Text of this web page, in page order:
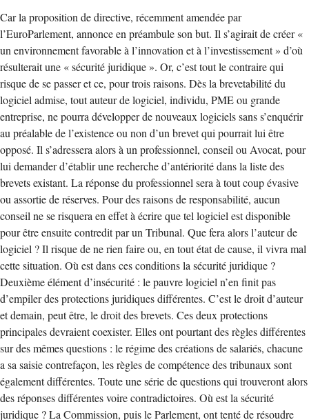
Car la proposition de directive, récemment amendée par
l’EuroParlement, annonce en préambule son but. Il s’agirait de créer «
un environnement favorable à l’innovation et à l’investissement » d’où
résulterait une « sécurité juridique ». Or, c’est tout le contraire qui
risque de se passer et ce, pour trois raisons. Dès la brevetabilité du
logiciel admise, tout auteur de logiciel, individu, PME ou grande
entreprise, ne pourra développer de nouveaux logiciels sans s’enquérir
au préalable de l’existence ou non d’un brevet qui pourrait lui être
opposé. Il s’adressera alors à un professionnel, conseil ou Avocat, pour
lui demander d’établir une recherche d’antériorité dans la liste des
brevets existant. La réponse du professionnel sera à tout coup évasive
ou assortie de réserves. Pour des raisons de responsabilité, aucun
conseil ne se risquera en effet à écrire que tel logiciel est disponible
pour être ensuite contredit par un Tribunal. Que fera alors l’auteur de
logiciel ? Il risque de ne rien faire ou, en tout état de cause, il vivra mal
cette situation. Où est dans ces conditions la sécurité juridique ?
Deuxième élément d’insécurité : le pauvre logiciel n’en finit pas
d’empiler des protections juridiques différentes. C’est le droit d’auteur
et demain, peut être, le droit des brevets. Ces deux protections
principales devraient coexister. Elles ont pourtant des règles différentes
sur des mêmes questions : le régime des créations de salariés, chacune
a sa saisie contrefaçon, les règles de compétence des tribunaux sont
également différentes. Toute une série de questions qui trouveront alors
des réponses différentes voire contradictoires. Où est la sécurité
juridique ? La Commission, puis le Parlement, ont tenté de résoudre